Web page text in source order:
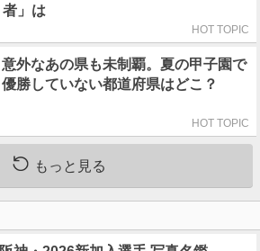
者」は
HOT TOPIC
意外なあの県も未制覇。夏の甲子園で
優勝していない都道府県はどこ？
HOT TOPIC
もっと見る